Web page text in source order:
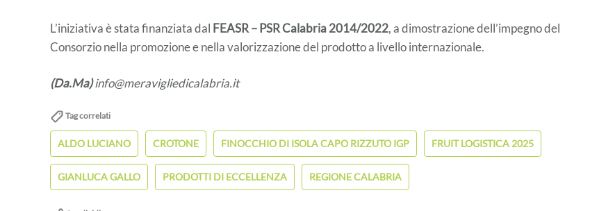
L’iniziativa è stata finanziata dal FEASR – PSR Calabria 2014/2022, a dimostrazione dell’impegno del
Consorzio nella promozione e nella valorizzazione del prodotto a livello internazionale.
(Da.Ma)info@meravigliedicalabria.it
Tag correlati
ALDO LUCIANO CROTONE FINOCCHIO DI ISOLA CAPO RIZZUTO IGP FRUIT LOGISTICA 2025
GIANLUCA GALLO PRODOTTI DI ECCELLENZA REGIONE CALABRIA